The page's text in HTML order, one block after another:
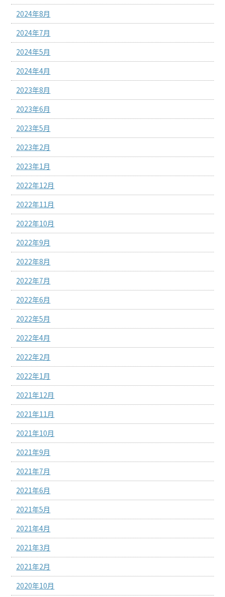
2024年8月
2024年7月
2024年5月
2024年4月
2023年8月
2023年6月
2023年5月
2023年2月
2023年1月
2022年12月
2022年11月
2022年10月
2022年9月
2022年8月
2022年7月
2022年6月
2022年5月
2022年4月
2022年2月
2022年1月
2021年12月
2021年11月
2021年10月
2021年9月
2021年7月
2021年6月
2021年5月
2021年4月
2021年3月
2021年2月
2020年10月